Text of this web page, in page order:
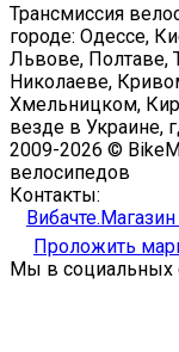
Трансмиссия
городе: Одессе,
Львове, Полтаве,
Николаеве,
Хмельницком,
везде в Украине,
2009-2026 ©
велосипедов
Контакты:
Проложить
Мы в социальных